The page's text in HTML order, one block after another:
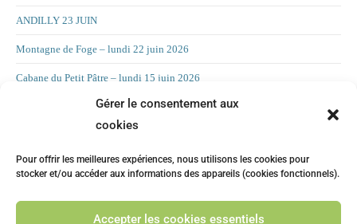
Gérer le consentement aux
cookies
Pour offrir les meilleures expériences, nous utilisons les cookies pour
stocker et/ou accéder aux informations des appareils (cookies fonctionnels).
Accepter les cookies essentiels
ANDILLY 23 JUIN
Montagne de Foge – lundi 22 juin 2026
Cabane du Petit Pâtre – lundi 15 juin 2026
La Croix d’Allant – lundi 8 juin 2026
LA CHAMBOTTE
CHILLY 19 MAI Suite